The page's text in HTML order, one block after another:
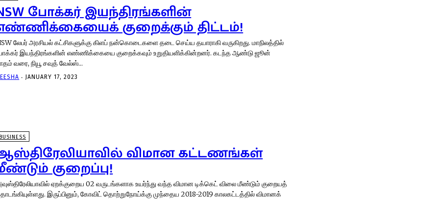
போக்கர் இயந்திரங்களின்
குறைக்கும் திட்டம்!
லேபர் அரசியல் கட்சிகளுக்கு கிளப் நன்கொடைகளை தடை செய்ய தயாராகி வருகிறது. மாநிலத்தில்
இயந்திரங்களின் எண்ணிக்கையை குறைக்கவும் உறுதியளிக்கின்றனர். கடந்த ஆண்டு ஜூன்
வரை, நியூ சவுத் வேல்ஸ்...
- JANUARY 17, 2023
BUSINESS
விமான கட்டணங்கள்
குறைப்பு!
ஏறக்குறைய 02 வருடங்களாக உயர்ந்து வந்த விமான டிக்கெட் விலை மீண்டும் குறையத்
இருப்பினும், கோவிட் தொற்றுநோய்க்கு முந்தைய 2018-2019 காலகட்டத்தில் விமானக்